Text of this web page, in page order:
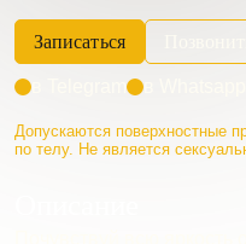
Записаться
Допускаются поверхностные
по телу. Не является